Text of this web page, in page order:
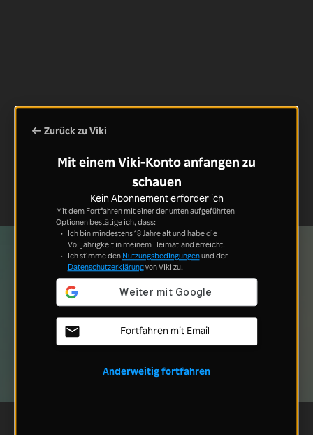
Zurück zu Viki
Mit einem Viki-Konto anfangen zu
schauen
Kein Abonnement erforderlich
Mit dem Fortfahren mit einer der unten aufgeführten
Optionen bestätige ich, dass:
Ich bin mindestens 18 Jahre alt und habe die
Volljährigkeit in meinem Heimatland erreicht.
Ich stimme den Nutzungsbedingungenund der
Datenschutzerklärungvon Viki zu.
Fortfahren mit Email
Anderweitig fortfahren